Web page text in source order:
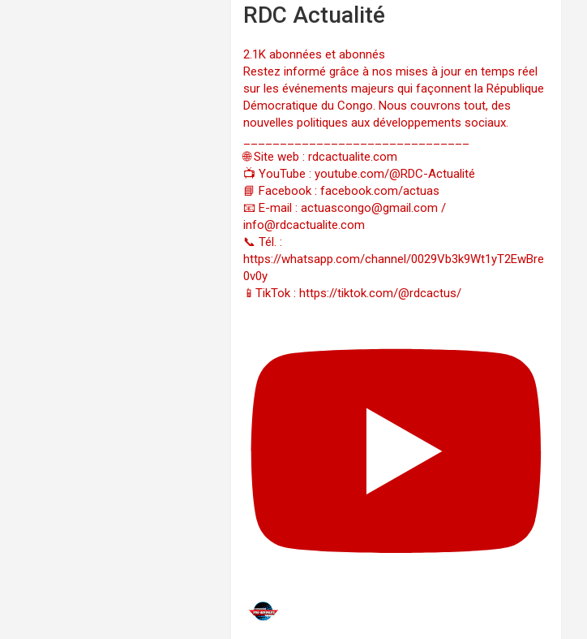
RDC Actualité
2.1K abonnées et abonnés
Restez informé grâce à nos mises à jour en temps réel
sur les événements majeurs qui façonnent la République
Démocratique du Congo. Nous couvrons tout, des
nouvelles politiques aux développements sociaux.
🌐 Site web : rdcactualite.com
📺 YouTube : youtube.com/@RDC-Actualité
📘 Facebook : facebook.com/actuas
📧 E-mail : actuascongo@gmail.com /
info@rdcactualite.com
📞 Tél. : ‪‪‪‪‪‪‪‪‪‪‪‪‪‪‪‪‪‪‪‪‪‪‪‪‪‪‪‪‪‪‪‪
https://whatsapp.com/channel/0029Vb3k9Wt1yT2EwBre
0v0y
📱TikTok : https://tiktok.com/@rdcactus/